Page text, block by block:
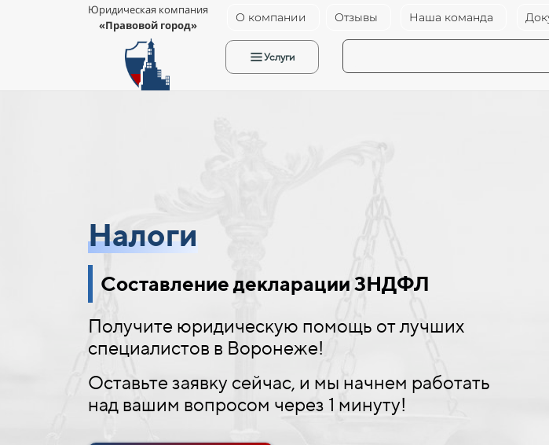
Юридическая компания
«Правовой город»
О компании Отзывы Наша команда
Услуги
Налоги
Составление декларации 3НДФЛ
Получите юридическую помощь от лучших
специалистов в Воронеже!
Оставьте заявку сейчас, и мы начнем работать
над вашим вопросом через 1 минуту!